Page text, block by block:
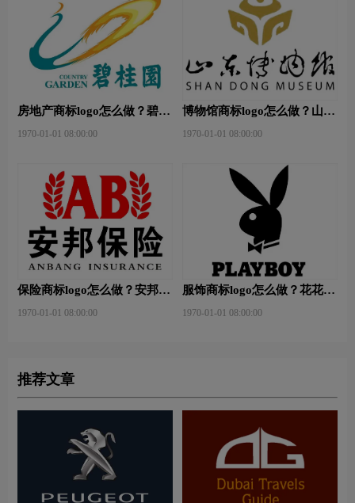
房地产商标logo怎么做？碧桂
1970-01-01 08:00:00
博物馆商标logo怎么做？山东
logo设计
1970-01-01 08:00:00
保险商标logo怎么做？安邦保
1970-01-01 08:00:00
服饰商标logo怎么做？花花公
1970-01-01 08:00:00
推荐文章